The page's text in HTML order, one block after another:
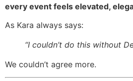
every event feels elevated,
As Kara always says:
“I couldn’t do this without
We couldn’t agree more.